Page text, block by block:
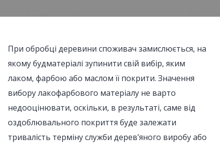
При обробці деревини споживач замислюється, на
якому будматеріалі зупинити свій вибір, яким
лаком, фарбою або маслом її покрити. Значення
вибору лакофарбового матеріалу не варто
недооцінювати, оскільки, в результаті, саме від
оздоблювального покриття буде залежати
тривалість терміну служби дерев’яного виробу або